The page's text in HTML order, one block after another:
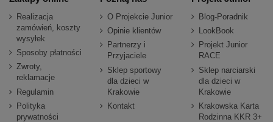
Realizacja
zamówień, koszty
wysyłek
Sposoby płatności
Zwroty,
reklamacje
Regulamin
Polityka
prywatności
O Projekcie Junior
Opinie klientów
Partnerzy i
Przyjaciele
Sklep sportowy
dla dzieci w
Krakowie
Kontakt
Blog-Poradnik
LookBook
Projekt Junior
RACE
Sklep narciarski
dla dzieci w
Krakowie
Krakowska Karta
Rodzinna KKR 3+